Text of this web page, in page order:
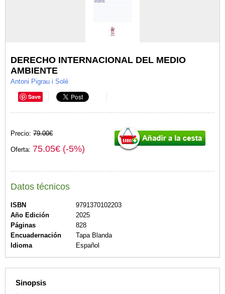
DERECHO INTERNACIONAL DEL MEDIO
AMBIENTE
Antoni Pigrau i Solé
Save
Precio: 79.00€
Oferta: 75.05€ (-5%)
Datos técnicos
ISBN
9791370102203
Año Edición
2025
Páginas
828
Encuadernación
Tapa Blanda
Idioma
Español
Sinopsis